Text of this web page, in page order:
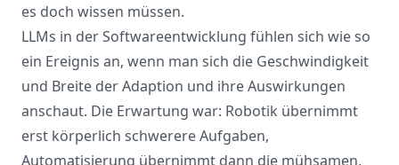
es doch wissen müssen.
LLMs in der Softwareentwicklung fühlen sich wie so
ein Ereignis an, wenn man sich die Geschwindigkeit
und Breite der Adaption und ihre Auswirkungen
anschaut. Die Erwartung war: Robotik übernimmt
erst körperlich schwerere Aufgaben,
Automatisierung übernimmt dann die mühsamen,